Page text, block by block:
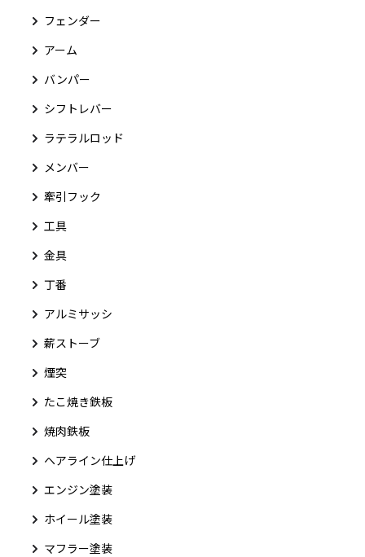
フェンダー
アーム
バンパー
シフトレバー
ラテラルロッド
メンバー
牽引フック
工具
金具
丁番
アルミサッシ
薪ストーブ
煙突
たこ焼き鉄板
焼肉鉄板
ヘアライン仕上げ
エンジン塗装
ホイール塗装
マフラー塗装